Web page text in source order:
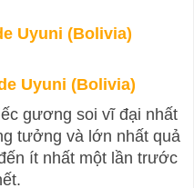
Uyuni (Bolivia)
gương soi vĩ đại nhất
tưởng và lớn nhất quả
ít nhất một lần trước